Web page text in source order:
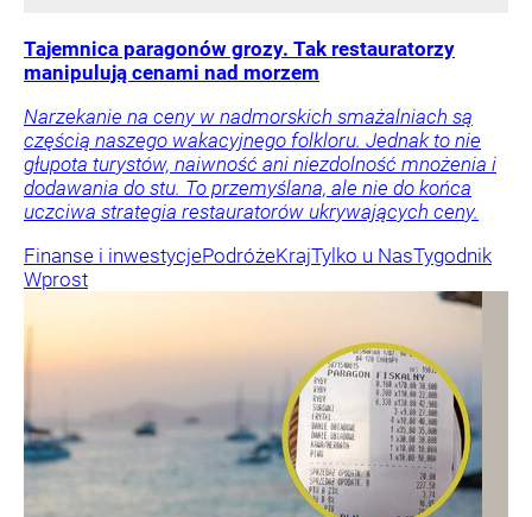
Tajemnica paragonów grozy. Tak restauratorzy
manipulują cenami nad morzem
Narzekanie na ceny w nadmorskich smażalniach są
częścią naszego wakacyjnego folkloru. Jednak to nie
głupota turystów, naiwność ani niezdolność mnożenia i
dodawania do stu. To przemyślana, ale nie do końca
uczciwa strategia restauratorów ukrywających ceny.
Finanse i inwestycjePodróżeKrajTylko u NasTygodnik
Wprost